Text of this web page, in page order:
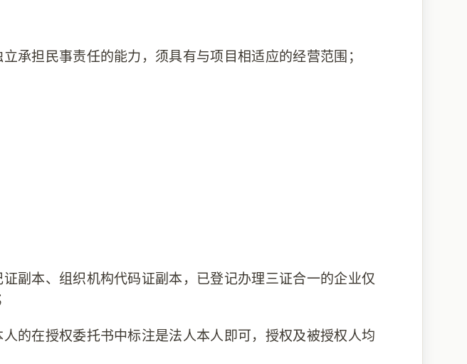
承担民事责任的能力，须具有与项目相适应的经营范围；
副本、组织机构代码证副本，已登记办理三证合一的企业仅
的在授权委托书中标注是法人本人即可，授权及被授权人均